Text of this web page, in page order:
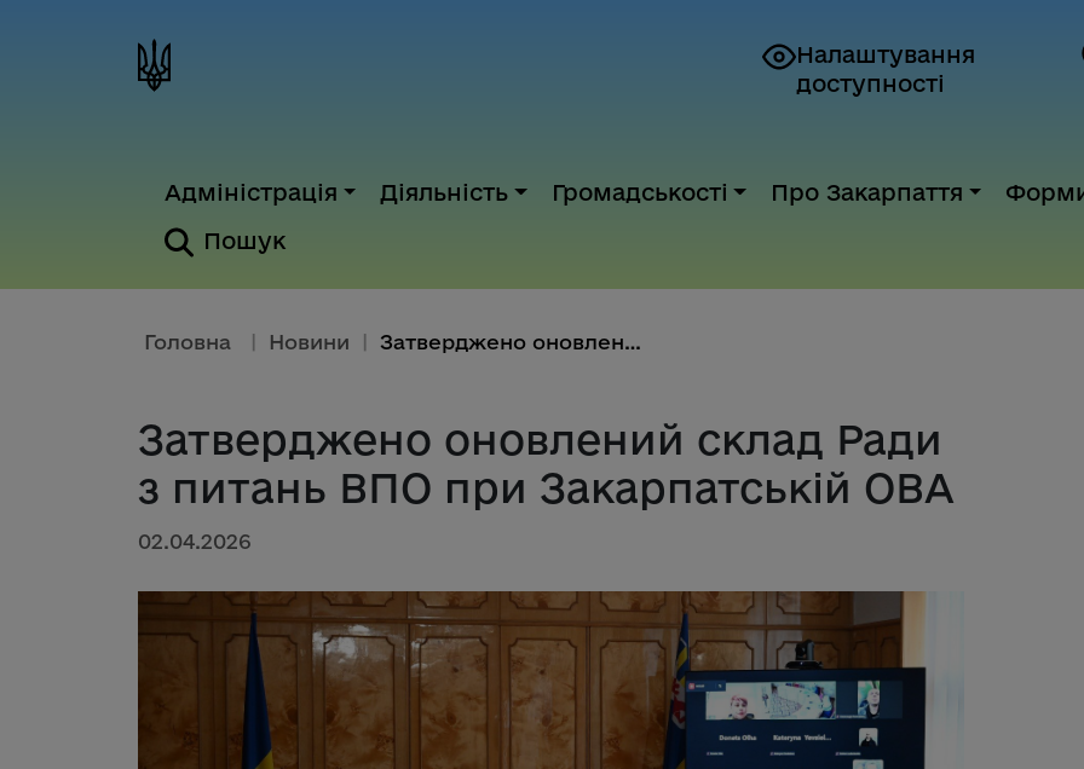
Налаштування
доступності
Адміністрація Діяльність Громадськості Про Закарпаття
Пошук
Головна Новини Затверджено оновлений склад Ра...
Затверджено оновлений склад Ради
з питань ВПО при Закарпатській ОВА
02.04.2026